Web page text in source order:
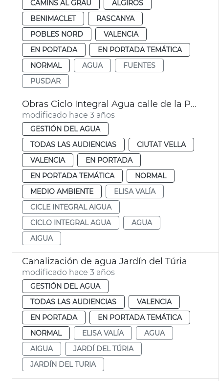
CAMINS AL GRAU
ALGIROS
BENIMACLET
RASCANYA
POBLES NORD
VALENCIA
EN PORTADA
EN PORTADA TEMÁTICA
NORMAL
AGUA
FUENTES
PUSDAR
Obras Ciclo Integral Agua calle de la Paz
modificado hace 3 años
GESTIÓN DEL AGUA
TODAS LAS AUDIENCIAS
CIUTAT VELLA
VALENCIA
EN PORTADA
EN PORTADA TEMÁTICA
NORMAL
MEDIO AMBIENTE
ELISA VALÍA
CICLE INTEGRAL AIGUA
CICLO INTEGRAL AGUA
AGUA
AIGUA
Canalización de agua Jardín del Túria
modificado hace 3 años
GESTIÓN DEL AGUA
TODAS LAS AUDIENCIAS
VALENCIA
EN PORTADA
EN PORTADA TEMÁTICA
NORMAL
ELISA VALÍA
AGUA
AIGUA
JARDÍ DEL TÚRIA
JARDÍN DEL TURIA